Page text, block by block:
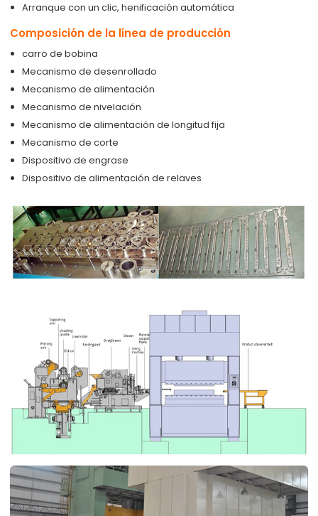
Arranque con un clic, henificación automática
Composición de la línea de producción
carro de bobina
Mecanismo de desenrollado
Mecanismo de alimentación
Mecanismo de nivelación
Mecanismo de alimentación de longitud fija
Mecanismo de corte
Dispositivo de engrase
Dispositivo de alimentación de relaves